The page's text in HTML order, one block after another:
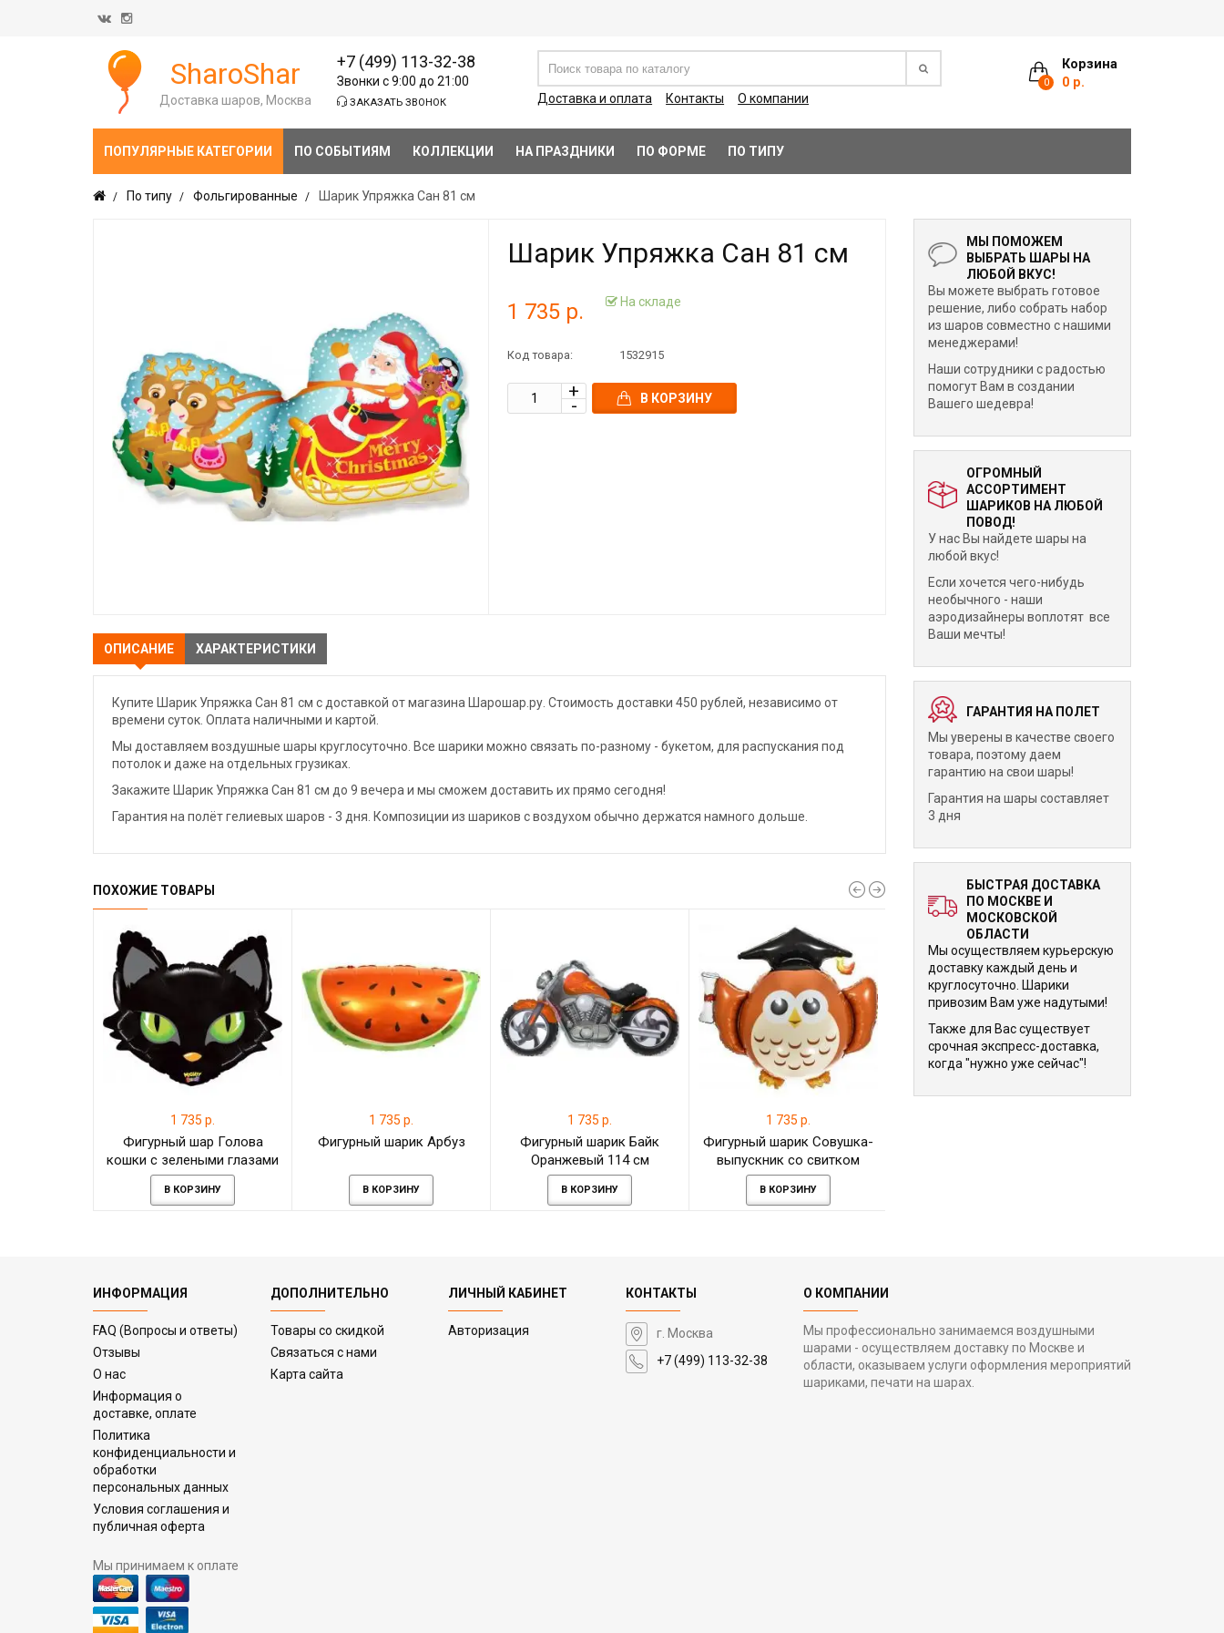
Корзина
0 0 р.
SharoShar
Доставка шаров, Москва
+7 (499) 113-32-38
Звонки с 9:00 до 21:00
ЗАКАЗАТЬ ЗВОНОК Доставка и оплата Контакты О компании
ПОПУЛЯРНЫЕ КАТЕГОРИИ ПО СОБЫТИЯМ КОЛЛЕКЦИИ НА ПРАЗДНИКИ ПО ФОРМЕ ПО ТИПУ
По типу Фольгированные Шарик Упряжка Сан 81 см
Шарик Упряжка Сан 81 см
1 735 р. На складе
Код товара: 1532915
В КОРЗИНУ
ОПИСАНИЕ ХАРАКТЕРИСТИКИ
Купите Шарик Упряжка Сан 81 см с доставкой от магазина Шарошар.ру. Стоимость доставки 450 рублей, независимо от
времени суток. Оплата наличными и картой.
Мы доставляем воздушные шары круглосуточно. Все шарики можно связать по-разному - букетом, для распускания под
потолок и даже на отдельных грузиках.
Закажите Шарик Упряжка Сан 81 см до 9 вечера и мы сможем доставить их прямо сегодня!
Гарантия на полёт гелиевых шаров - 3 дня. Композиции из шариков с воздухом обычно держатся намного дольше.
ПОХОЖИЕ ТОВАРЫ
1 735 р.
Фигурный шар Голова
кошки с зелеными глазами
В КОРЗИНУ
1 735 р.
Фигурный шарик Арбуз
В КОРЗИНУ
1 735 р.
Фигурный шарик Байк
Оранжевый 114 см
В КОРЗИНУ
1 735 р.
Фигурный шарик Совушка-
выпускник со свитком
В КОРЗИНУ
МЫ ПОМОЖЕМ
ВЫБРАТЬ ШАРЫ НА
ЛЮБОЙ ВКУС!
Вы можете выбрать готовое
решение, либо собрать набор
из шаров совместно с нашими
менеджерами!
Наши сотрудники с радостью
помогут Вам в создании
Вашего шедевра!
ОГРОМНЫЙ
АССОРТИМЕНТ
ШАРИКОВ НА ЛЮБОЙ
ПОВОД!
У нас Вы найдете шары на
любой вкус!
Если хочется чего-нибудь
необычного - наши
аэродизайнеры воплотят все
Ваши мечты!
ГАРАНТИЯ НА ПОЛЕТ
Мы уверены в качестве своего
товара, поэтому даем
гарантию на свои шары!
Гарантия на шары составляет
3 дня
БЫСТРАЯ ДОСТАВКА
ПО МОСКВЕ И
МОСКОВСКОЙ
ОБЛАСТИ
Мы осуществляем курьерскую
доставку каждый день и
круглосуточно. Шарики
привозим Вам уже надутыми!
Также для Вас существует
срочная экспресс-доставка,
когда "нужно уже сейчас"!
ИНФОРМАЦИЯ
FAQ (Вопросы и ответы)
Отзывы
О нас
Информация о
доставке, оплате
Политика
конфиденциальности и
обработки
персональных данных
Условия соглашения и
публичная оферта
Мы принимаем к оплате
ДОПОЛНИТЕЛЬНО
Товары со скидкой
Связаться с нами
Карта сайта
ЛИЧНЫЙ КАБИНЕТ
Авторизация
КОНТАКТЫ
г. Москва
+7 (499) 113-32-38
О КОМПАНИИ
Мы профессионально занимаемся воздушными
шарами - осуществляем доставку по Москве и
области, оказываем услуги оформления мероприятий
шариками, печати на шарах.